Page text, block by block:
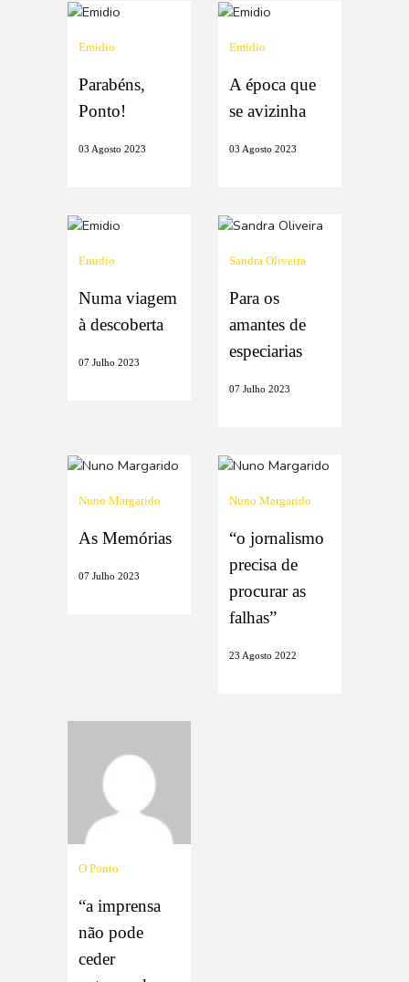
Emidio
Parabéns,
Ponto!
03 Agosto 2023
Emidio
A época que
se avizinha
03 Agosto 2023
Emidio
Numa viagem
à descoberta
07 Julho 2023
Sandra Oliveira
Para os
amantes de
especiarias
07 Julho 2023
Nuno Margarido
As Memórias
07 Julho 2023
Nuno Margarido
“o jornalismo
precisa de
procurar as
falhas”
23 Agosto 2022
O Ponto
“a imprensa
não pode
ceder